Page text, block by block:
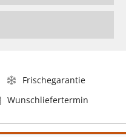
Frischegarantie
Wunschliefertermin